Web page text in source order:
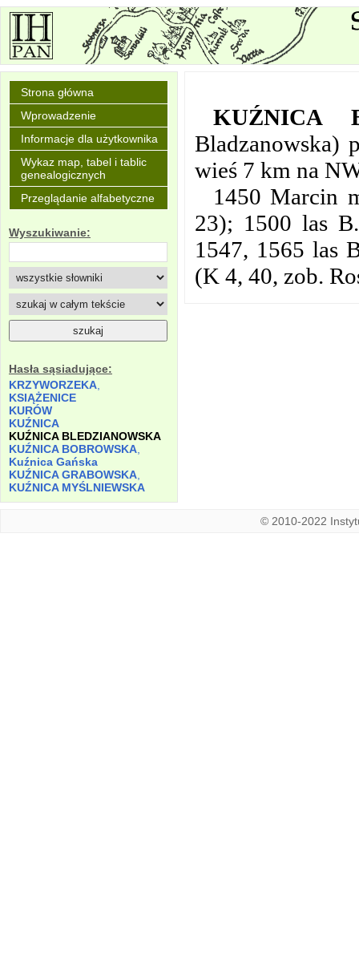
Strona główna
Wprowadzenie
Informacje dla użytkownika
Wykaz map, tabel i tablic
genealogicznych
Przeglądanie alfabetyczne
Wyszukiwanie:
Hasła sąsiadujące:
KRZYWORZEKA
KSIĄŻENICE
KURÓW
KUŹNICA
KUŹNICA BLEDZIANOWSKA
KUŹNICA BOBROWSKA
Kuźnica Gańska
KUŹNICA GRABOWSKA
KUŹNICA MYŚLNIEWSKA
KUŹNICA
Bladzanowska)
wieś 7 km na
1450 Marcin
23); 1500 las
1547, 1565 las
(K 4, 40, zob.
© 2010-2022